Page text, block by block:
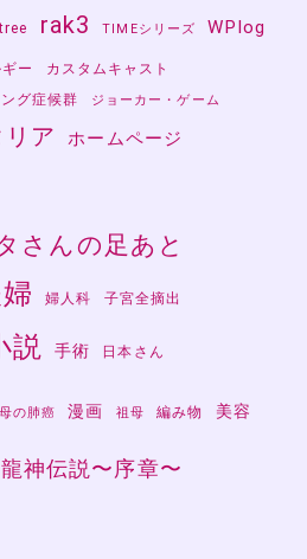
rak3 TIMEシリーズ WPlog
ー
カスタムキャスト
グ症候群 ジョーカー・ゲーム
ア ホームページ
さんの足あと
婦人科 子宮全摘出
説 手術 日本さん
母の肺癌 漫画 祖母 編み物 美容
龍神伝説〜序章〜